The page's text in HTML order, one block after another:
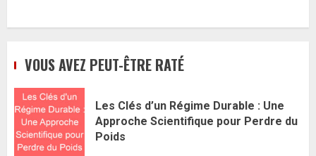
VOUS AVEZ PEUT-ÊTRE RATÉ
Les Clés d’un Régime Durable : Une
Approche Scientifique pour Perdre du
Poids